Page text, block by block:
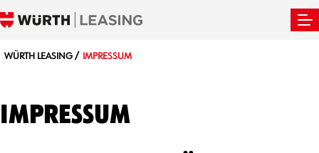
WÜRTH LEASING IMPRESSUM
IMPRESSUM